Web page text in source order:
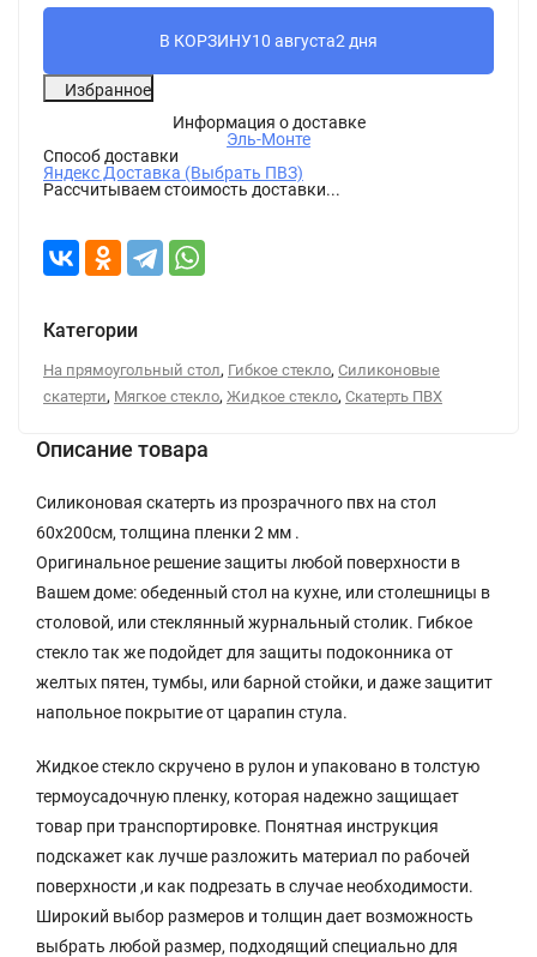
В КОРЗИНУ10 августа2 дня
Избранное
Информация о доставке
Эль-Монте
Способ доставки
Яндекс Доставка (Выбрать ПВЗ)
Рассчитываем стоимость доставки...
Категории
На прямоугольный стол, Гибкое стекло, Силиконовые
скатерти, Мягкое стекло, Жидкое стекло, Скатерть ПВХ
Описание товара
Силиконовая скатерть из прозрачного пвх на стол
60x200см, толщина пленки 2 мм .
Оригинальное решение защиты любой поверхности в
Вашем доме: обеденный стол на кухне, или столешницы в
столовой, или стеклянный журнальный столик. Гибкое
стекло так же подойдет для защиты подоконника от
желтых пятен, тумбы, или барной стойки, и даже защитит
напольное покрытие от царапин стула.
Жидкое стекло скручено в рулон и упаковано в толстую
термоусадочную пленку, которая надежно защищает
товар при транспортировке. Понятная инструкция
подскажет как лучше разложить материал по рабочей
поверхности ,и как подрезать в случае необходимости.
Широкий выбор размеров и толщин дает возможность
выбрать любой размер, подходящий специально для